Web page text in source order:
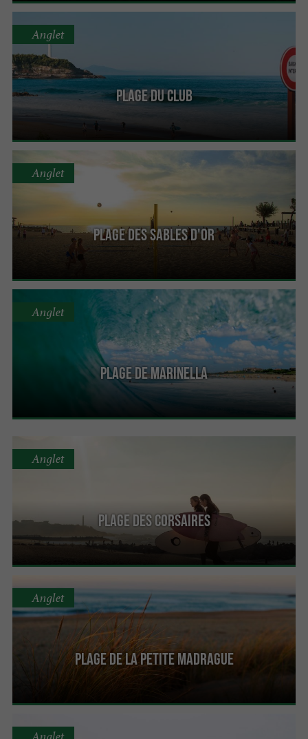
Plage du Club
Anglet
Plage des Sables d'Or
Anglet
Plage de Marinella
Anglet
Plage des Corsaires
Anglet
Plage de la petite Madrague
Anglet